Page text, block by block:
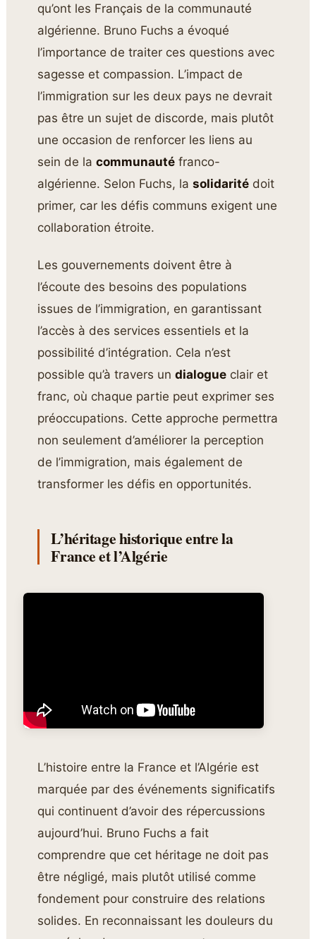
qu’ont les Français de la communauté
algérienne. Bruno Fuchs a évoqué
l’importance de traiter ces questions avec
sagesse et compassion. L’impact de
l’immigration sur les deux pays ne devrait
pas être un sujet de discorde, mais plutôt
une occasion de renforcer les liens au
sein de lacommunauté franco-
algérienne. Selon Fuchs, lasolidarité doit
primer, car les défis communs exigent une
collaboration étroite.
Les gouvernements doivent être à
l’écoute des besoins des populations
issues de l’immigration, en garantissant
l’accès à des services essentiels et la
possibilité d’intégration. Cela n’est
possible qu’à travers undialogue clair et
franc, où chaque partie peut exprimer ses
préoccupations. Cette approche permettra
non seulement d’améliorer la perception
de l’immigration, mais également de
transformer les défis en opportunités.
L’héritage historique entre la
France et l’Algérie
L’histoire entre la France et l’Algérie est
marquée par des événements significatifs
qui continuent d’avoir des répercussions
aujourd’hui. Bruno Fuchs a fait
comprendre que cet héritage ne doit pas
être négligé, mais plutôt utilisé comme
fondement pour construire des relations
solides. En reconnaissant les douleurs du